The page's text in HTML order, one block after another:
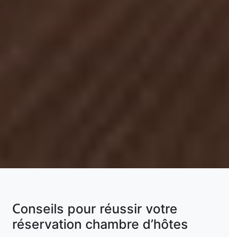
Conseils pour réussir votre
réservation chambre d’hôtes